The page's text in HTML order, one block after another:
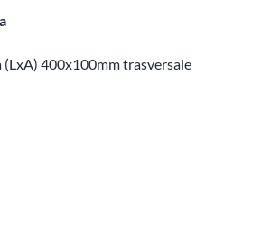
(LxA) 400x100mm trasversale